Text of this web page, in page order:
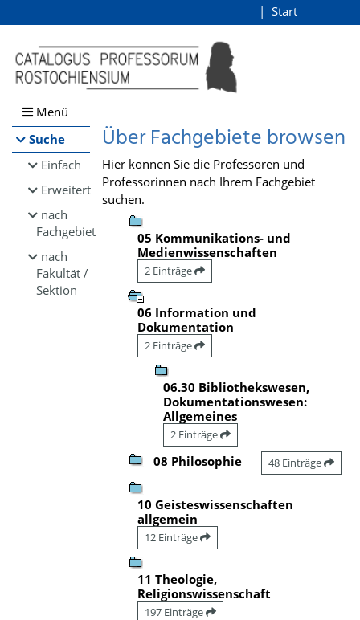
Browsen
direkt zum Inhalt
Start
Menü
Suche
Einfach
Erweitert
nach
Fachgebiet
nach
Fakultät /
Sektion
Über Fachgebiete browsen
Hier können Sie die Professoren und
Professorinnen nach Ihrem Fachgebiet
suchen.
05 Kommunikations- und
Medienwissenschaften
2 Einträge
06 Information und
Dokumentation
2 Einträge
06.30 Bibliothekswesen,
Dokumentationswesen:
Allgemeines
2 Einträge
08 Philosophie 48 Einträge
10 Geisteswissenschaften
allgemein
12 Einträge
11 Theologie,
Religionswissenschaft
197 Einträge